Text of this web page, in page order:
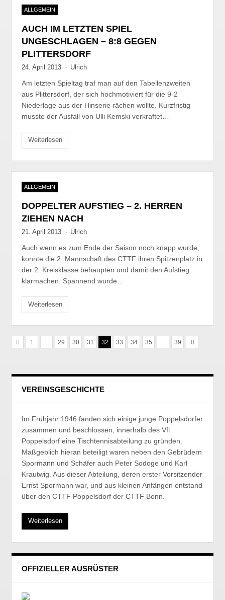
ALLGEMEIN
AUCH IM LETZTEN SPIEL
UNGESCHLAGEN – 8:8 GEGEN
PLITTERSDORF
24. April 2013 · Ulrich
Am letzten Spieltag traf man auf den Tabellenzweiten
aus Plittersdorf, der sich hochmotiviert für die 9-2
Niederlage aus der Hinserie rächen wollte. Kurzfristig
musste der Ausfall von Ulli Kemski verkraftet…
Weiterlesen
ALLGEMEIN
DOPPELTER AUFSTIEG – 2. HERREN
ZIEHEN NACH
21. April 2013 · Ulrich
Auch wenn es zum Ende der Saison noch knapp wurde,
konnte die 2. Mannschaft des CTTF ihren Spitzenplatz in
der 2. Kreisklasse behaupten und damit den Aufstieg
klarmachen. Spannend wurde…
Weiterlesen
1 … 29 30 31 32 33 34 35 … 39
VEREINSGESCHICHTE
Im Frühjahr 1946 fanden sich einige junge Poppelsdorfer
zusammen und beschlossen, innerhalb des Vfl
Poppelsdorf eine Tischtennisabteilung zu gründen.
Maßgeblich hieran beteiligt waren neben den Gebrüdern
Spormann und Schäfer auch Peter Sodoge und Karl
Krautwig. Aus dieser Abteilung, deren erster Vorsitzender
Ernst Spormann war, und aus kleinen Anfängen entstand
über den CTTF Poppelsdorf der CTTF Bonn.
Weiterlesen
OFFIZIELLER AUSRÜSTER